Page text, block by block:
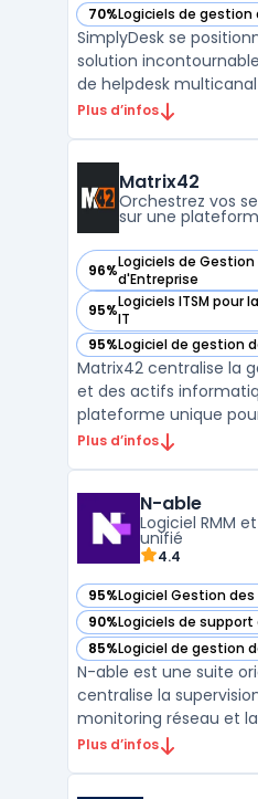
70%Logiciels de gestion
— voir SimplyDesk dans
SimplyDesk se
solution
de helpdesk
support client optimal
IT fait de SimplyDesk
les service ...
Plus d’infos
Matrix42
Orchestrez vos
sur une
96%Logiciels de
d'Entreprise
— voir Matrix42 dans
95%Logiciels ITSM pour
IT
— voir Matrix42 dans
95%Logiciel de gestion
— voir Matrix42 dans
Matrix42 centralise la
et des actifs
plateforme unique
européennes. Le
digital sovereignty et
Matrix42 traite ...
Plus d’infos
N-able
Logiciel RMM
unifié
4.4
95%Logiciel Gestion
— voir N-able dans
90%Logiciels de
— voir N-able dans
85%Logiciel de gestion
— voir N-able dans
N-able est une suite
centralise la
monitoring réseau et
correctifs au sein
Plus d’infos